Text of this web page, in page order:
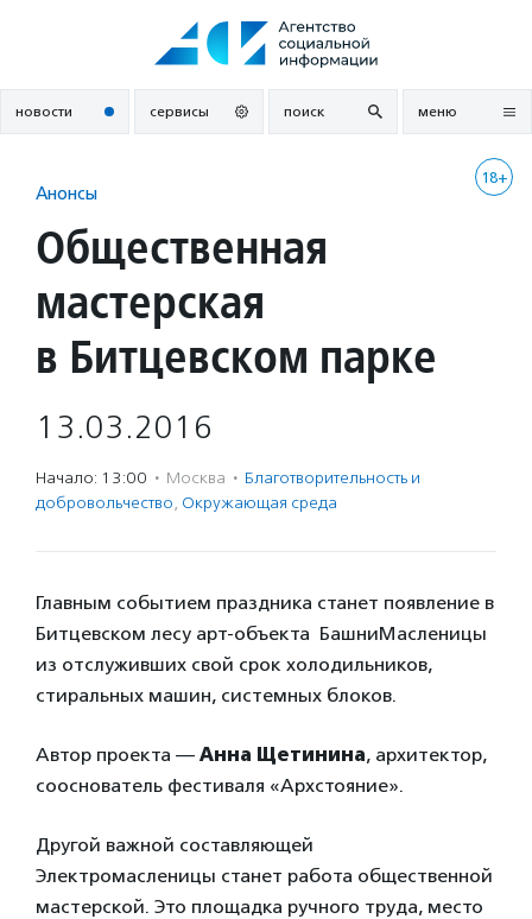
новости сервисы поиск меню
18+
Анонсы
Общественная
мастерская
в Битцевском парке
13.03.2016
Начало: 13:00 · Москва · Благотвори­тель­ность и
доброволь­чест­во, Окружающая среда
Главным событием праздника станет появление в
Битцевском лесу арт­-объекта ­ Башни­Масленицы
из отслуживших свой срок холодильников,
стиральных машин, системных блоков.
Автор проекта — Анна Щетинина, архитектор,
со­основатель фестиваля «Архстояние».
Другой важной составляющей
Электромасленицы станет работа общественной
мастерской. Это площадка ручного труда, место